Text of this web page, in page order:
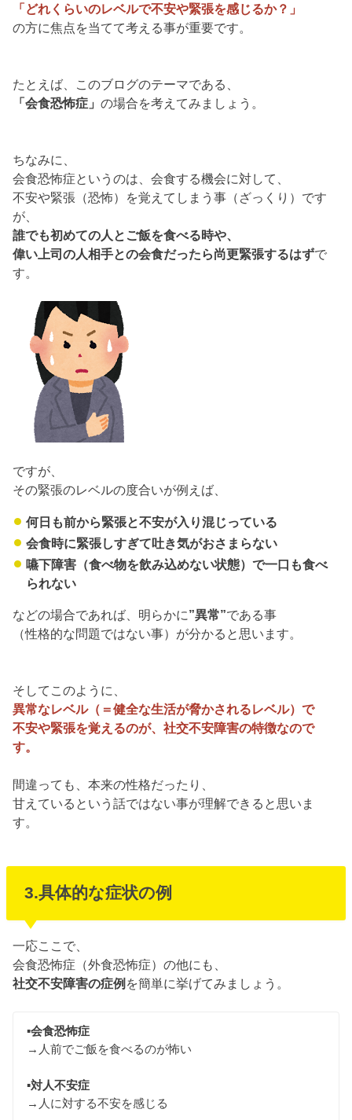
「どれくらいのレベルで不安や緊張を感じるか？」
の方に焦点を当てて考える事が重要です。
たとえば、このブログのテーマである、
「会食恐怖症」の場合を考えてみましょう。
ちなみに、
会食恐怖症というのは、会食する機会に対して、
不安や緊張（恐怖）を覚えてしまう事（ざっくり）です
が、
誰でも初めての人とご飯を食べる時や、
偉い上司の人相手との会食だったら尚更緊張するはずで
す。
ですが、
その緊張のレベルの度合いが例えば、
何日も前から緊張と不安が入り混じっている
会食時に緊張しすぎて吐き気がおさまらない
嚥下障害（食べ物を飲み込めない状態）で一口も食べ
られない
などの場合であれば、明らかに”異常”である事
（性格的な問題ではない事）が分かると思います。
そしてこのように、
異常なレベル（＝健全な生活が脅かされるレベル）で
不安や緊張を覚えるのが、社交不安障害の特徴なので
す。
間違っても、本来の性格だったり、
甘えているという話ではない事が理解できると思いま
す。
3.具体的な症状の例
一応ここで、
会食恐怖症（外食恐怖症）の他にも、
社交不安障害の症例 を簡単に挙げてみましょう。
▪︎会食恐怖症
→人前でご飯を食べるのが怖い
▪︎対人不安症
→人に対する不安を感じる